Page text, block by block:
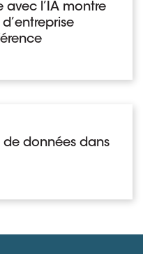
avec l’IA montre
de données dans